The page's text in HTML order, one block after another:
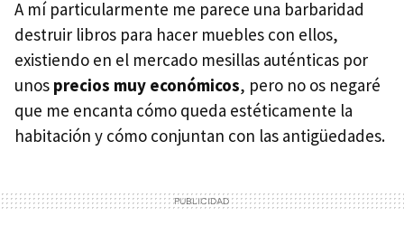
A mí particularmente me parece una barbaridad
destruir libros para hacer muebles con ellos,
existiendo en el mercado mesillas auténticas por
unos precios muy económicos, pero no os negaré
que me encanta cómo queda estéticamente la
habitación y cómo conjuntan con las antigüedades.